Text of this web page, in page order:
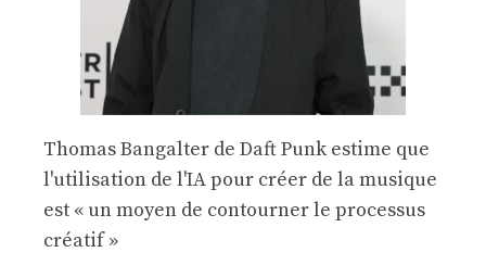
Thomas Bangalter de Daft Punk estime que
l'utilisation de l'IA pour créer de la musique
est « un moyen de contourner le processus
créatif »